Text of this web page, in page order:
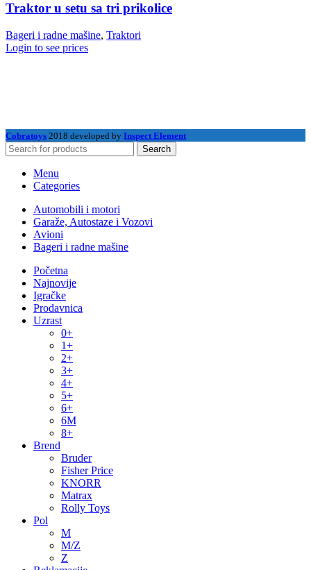
Traktor u setu sa tri prikolice
Bageri i radne mašine, Traktori
Login to see prices
Cobratoys 2018 developed by Inspect Element
Search
Menu
Categories
Automobili i motori
Garaže, Autostaze i Vozovi
Avioni
Bageri i radne mašine
Početna
Najnovije
Igračke
Prodavnica
Uzrast
0+
1+
2+
3+
4+
5+
6+
6M
8+
Brend
Bruder
Fisher Price
KNORR
Matrax
Rolly Toys
Pol
M
M/Z
Z